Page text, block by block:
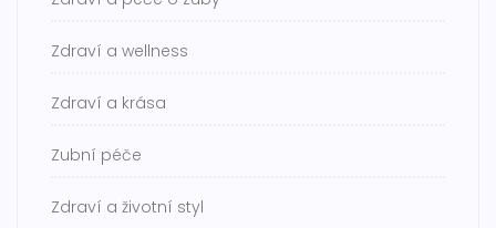
Zdraví a wellness
Zdraví a krása
Zubní péče
Zdraví a životní styl